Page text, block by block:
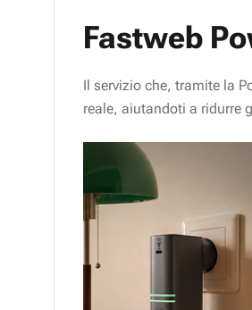
Fastweb
Il servizio che, tramite la
reale, aiutandoti a ridurre